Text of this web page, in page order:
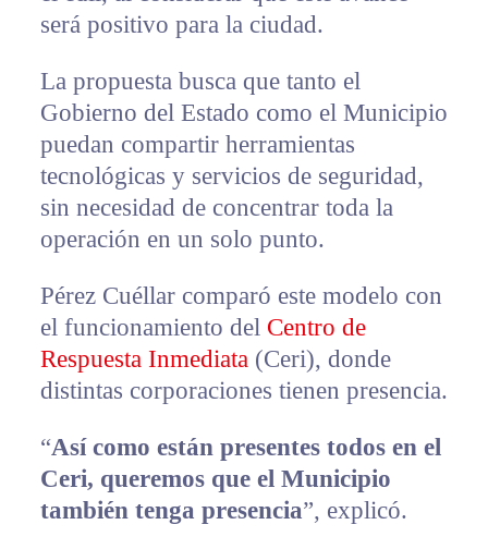
será positivo para la ciudad.
La propuesta busca que tanto el
Gobierno del Estado como el Municipio
puedan compartir herramientas
tecnológicas y servicios de seguridad,
sin necesidad de concentrar toda la
operación en un solo punto.
Pérez Cuéllar comparó este modelo con
el funcionamiento del Centro de
Respuesta Inmediata(Ceri), donde
distintas corporaciones tienen presencia.
“Así como están presentes todos en el
Ceri, queremos que el Municipio
también tenga presencia”, explicó.